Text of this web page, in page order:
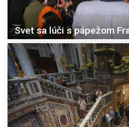
Svet sa lúči s pápežom